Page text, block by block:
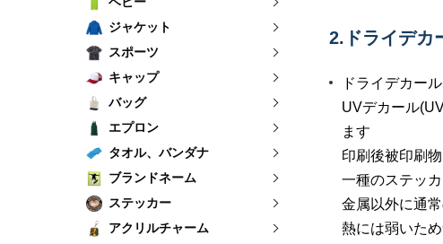
ジャケット
スポーツ
キャップ
バッグ
エプロン
タオル、バンダナ
ブランドネーム
ステッカー
アクリルチャーム
2.ドライデカ
ドライデカー
UVデカール
ます
印刷後被印刷
一種のステッ
金属以外に通
熱には弱いた